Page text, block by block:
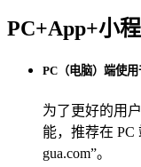
PC+App+小
PC（电脑）端使用
为了更好的用
能，推荐在 PC
gua.com”。